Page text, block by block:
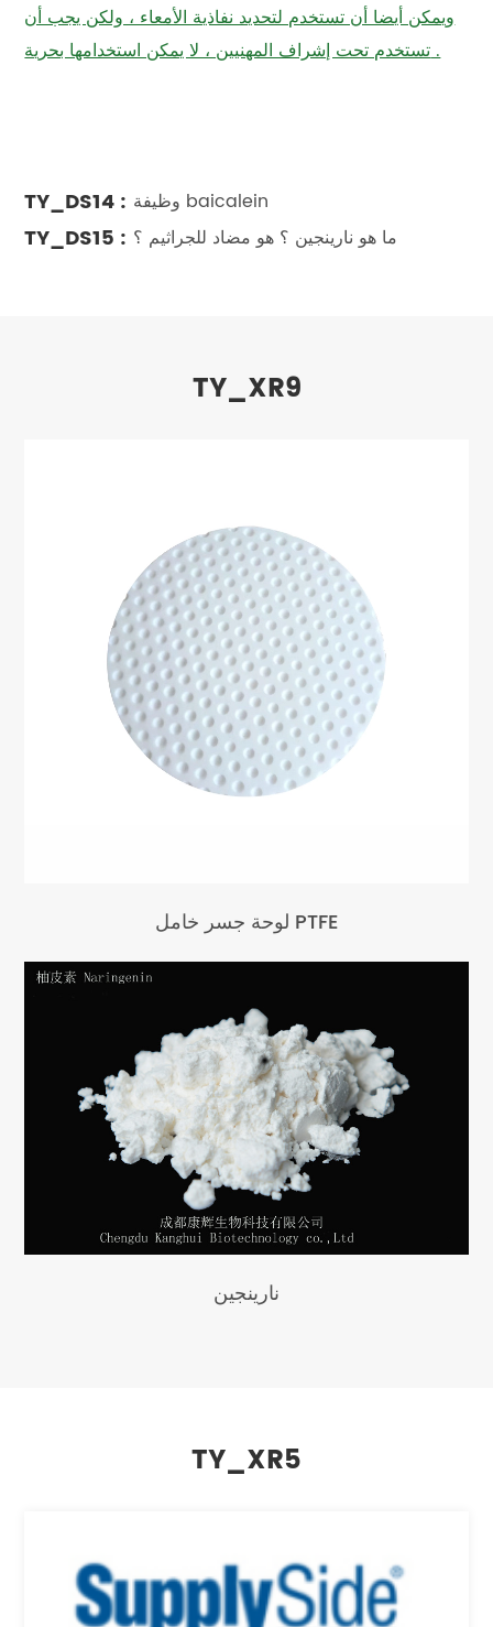
ويمكن أيضا أن تستخدم لتحديد نفاذية الأمعاء ، ولكن يجب أن
تستخدم تحت إشراف المهنيين ، لا يمكن استخدامها بحرية .
TY_DS14 : وظيفة baicalein
TY_DS15 : ما هو نارينجين ؟ هو مضاد للجراثيم ؟
TY_XR9
لوحة جسر خامل PTFE
نارينجين
TY_XR5